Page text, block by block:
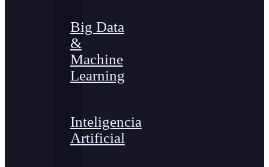
Big Data
&
Machine
Learning
Inteligencia
Artificial